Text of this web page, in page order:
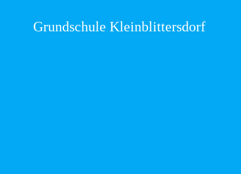
Grundschule Kleinblittersdorf